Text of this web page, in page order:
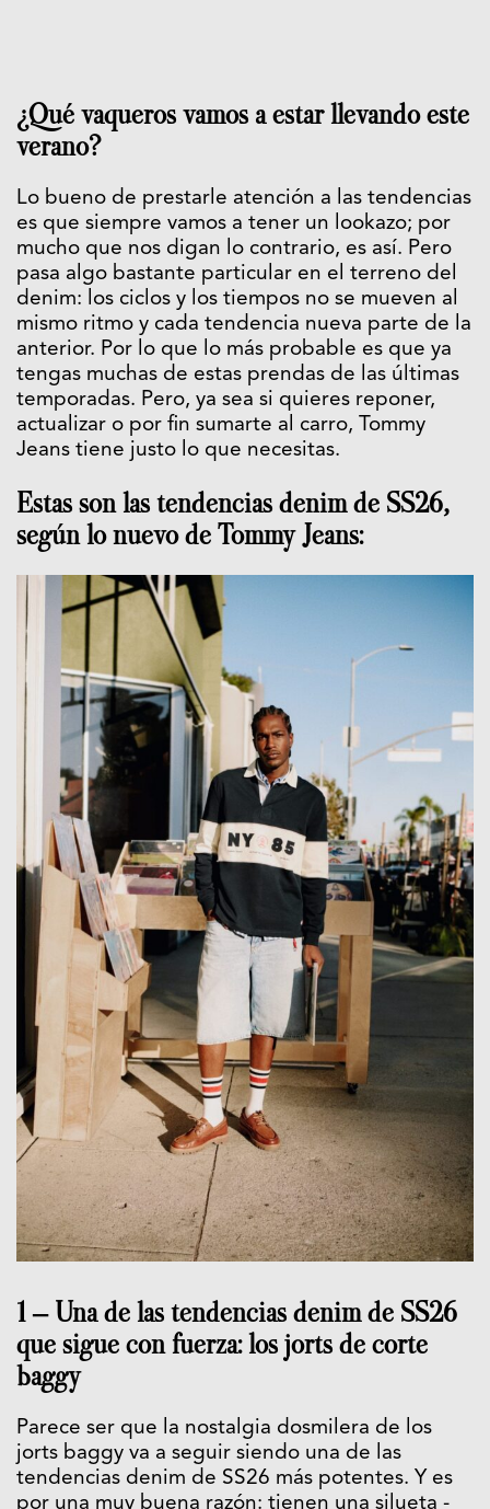
¿Qué vaqueros vamos a estar llevando este
verano?
Lo bueno de prestarle atención a las tendencias
es que siempre vamos a tener un lookazo; por
mucho que nos digan lo contrario, es así. Pero
pasa algo bastante particular en el terreno del
denim: los ciclos y los tiempos no se mueven al
mismo ritmo y cada tendencia nueva parte de la
anterior. Por lo que lo más probable es que ya
tengas muchas de estas prendas de las últimas
temporadas. Pero, ya sea si quieres reponer,
actualizar o por fin sumarte al carro, Tommy
Jeans tiene justo lo que necesitas.
Estas son las tendencias denim de SS26,
según lo nuevo de Tommy Jeans:
1 – Una de las tendencias denim de SS26
que sigue con fuerza: los jorts de corte
baggy
Parece ser que la nostalgia dosmilera de los
jorts baggy va a seguir siendo una de las
tendencias denim de SS26 más potentes. Y es
por una muy buena razón: tienen una silueta -